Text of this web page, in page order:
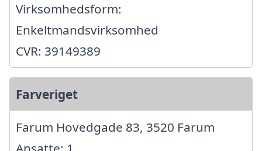
Virksomhedsform:
Enkeltmandsvirksomhed
CVR: 39149389
Farveriget
Farum Hovedgade 83, 3520 Farum